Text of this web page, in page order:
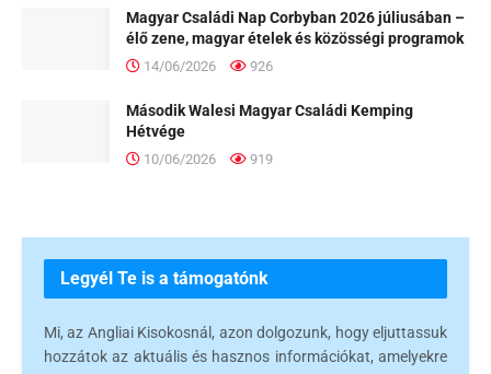
Magyar Családi Nap Corbyban 2026 júliusában –
élő zene, magyar ételek és közösségi programok
14/06/2026 926
Második Walesi Magyar Családi Kemping
Hétvége
10/06/2026 919
Legyél Te is a támogatónk
Mi, az Angliai Kisokosnál, azon dolgozunk, hogy eljuttassuk
hozzátok az aktuális és hasznos információkat, amelyekre